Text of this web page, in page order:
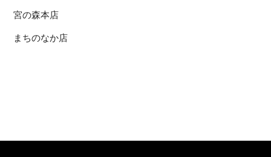
宮の森本店
まちのなか店